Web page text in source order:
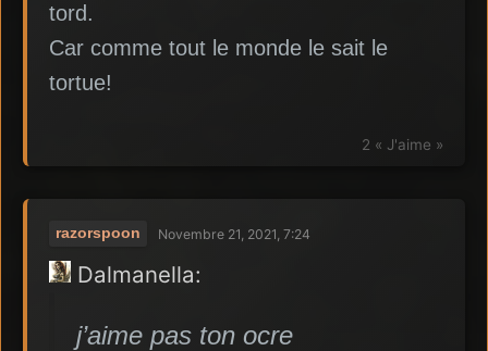
tord.
Car comme tout le monde le sait le
tortue!
2 « J'aime »
razorspoon Novembre 21, 2021, 7:24
Dalmanella:
j’aime pas ton ocre